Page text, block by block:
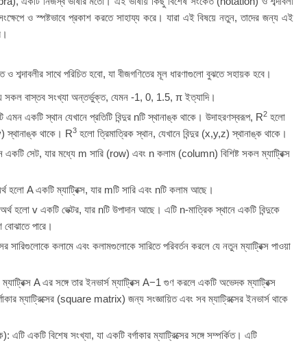
ও স্পষ্টভাবে প্রকাশ করতে সাহায্য করে। যারা এই বিষয়ে নতুন, তাদের জন্য এই
সাথে পরিচিত হবো, যা বীজগণিতের মূল ধারণাগুলো বুঝতে সহায়ক হবে।
সকল বাস্তব সংখ্যা অন্তর্ভুক্ত, যেমন -1, 0, 1.5, π ইত্যাদি।
একটি স্থান যেখানে প্রতিটি বিন্দুর nটি স্থানাঙ্ক থাকে। উদাহরণস্বরূপ, R2 হলো
) স্থানাঙ্ক থাকে। R3 হলো ত্রিমাত্রিক স্থান, যেখানে বিন্দুর (x,y,z) স্থানাঙ্ক থাকে।
একটি সেট, যার মধ্যে m সারি (row) এবং n কলাম (column) বিশিষ্ট সকল ম্যাট্রিক্স
হলো Aএকটি ম্যাট্রিক্স, যার mটি সারি এবং nটি কলাম আছে।
হলো v একটি ভেক্টর, যার nটি উপাদান আছে। এটি n-মাত্রিক স্থানে একটি বিন্দুকে
বোঝাতে পারে।
সারিগুলোকে কলামে এবং কলামগুলোকে সারিতে পরিবর্তন করলে যে নতুন ম্যাট্রিক্স পাওয়া
Aএর সঙ্গে তার ইনভার্স ম্যাট্রিক্স A−1 গুণ করলে একটি অভেদক ম্যাট্রিক্স
ম্যাট্রিক্সের (square matrix) জন্য সংজ্ঞায়িত এবং সব ম্যাট্রিক্সের ইনভার্স থাকে
এটি একটি বিশেষ সংখ্যা, যা একটি বর্গাকার ম্যাট্রিক্সের সঙ্গে সম্পর্কিত। এটি